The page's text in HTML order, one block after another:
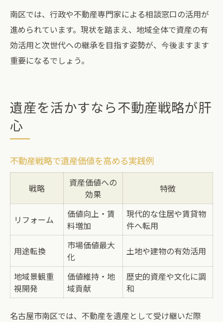
南区では、行政や不動産専門家による相談窓口の活用が
進められています。現状を踏まえ、地域全体で資産の有
効活用と次世代への継承を目指す姿勢が、今後ますます
重要になるでしょう。
遺産を活かすなら不動産戦略が肝
心
不動産戦略で遺産価値を高める実践例
戦略
資産価値への
効果
特徴
リフォーム
価値向上・賃
料増加
現代的な住居や賃貸物
件へ転用
用途転換
市場価値最大
化
土地や建物の有効活用
地域景観重
視開発
価値維持・地
域貢献
歴史的資産や文化に調
和
名古屋市南区では、不動産を遺産として受け継いだ際